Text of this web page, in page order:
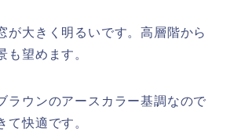
が大きく明るいです。高層階から
も望めます。
ラウンのアースカラー基調なので
て快適です。